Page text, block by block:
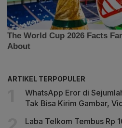
ARTIKEL TERPOPULER
WhatsApp Eror di
Tak Bisa Kirim Gambar,
Laba Telkom Tembus Rp